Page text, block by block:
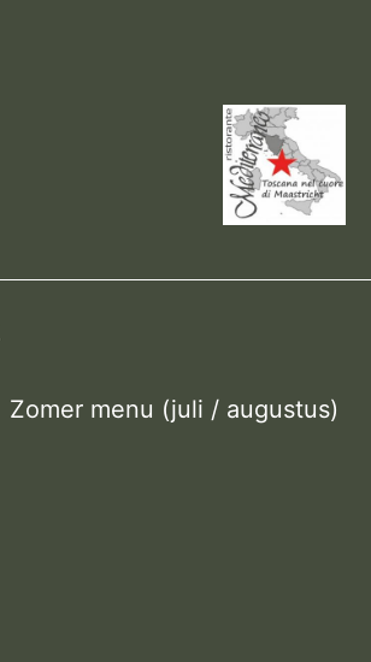
Zomer menu (juli / augustus)